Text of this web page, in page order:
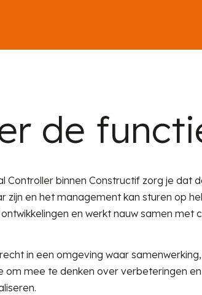
de
Controller binnen Constructif zorg je
zijn en het management kan sturen op
en werkt nauw samen met
in een omgeving waar
om mee te denken over verbeteringen